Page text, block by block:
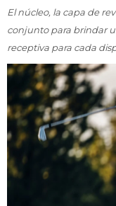
El núcleo, la capa de
conjunto para brindar
receptiva para cada